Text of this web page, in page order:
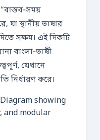
যা স্থানীয় ভাষার
সক্ষম। এই দিকটি
বাংলা‑ভাষী
যেখানে
নির্ধারণ করে।